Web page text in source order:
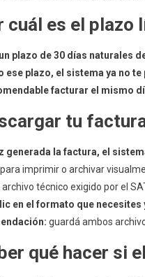
cuál es el
plazo de 30 días naturales
ese plazo, el sistema ya no
facturar el mismo
tu
generada la factura, el
para imprimir o archivar
archivo técnico exigido por el
en el formato que
guardá ambos
qué hacer si